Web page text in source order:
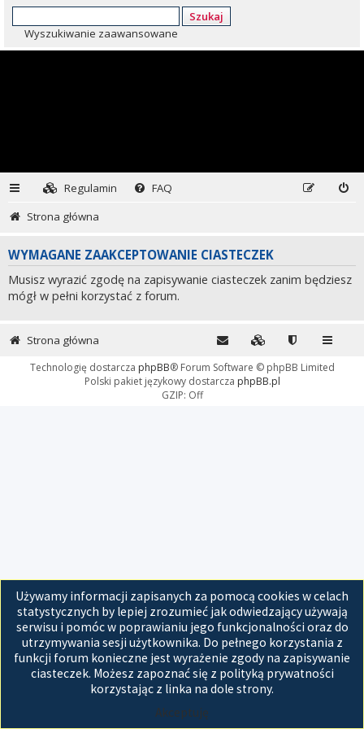
Szukaj
Wyszukiwanie zaawansowane
Regulamin
FAQ
Strona główna
WYMAGANE ZAAKCEPTOWANIE CIASTECZEK
Musisz wyrazić zgodę na zapisywanie ciasteczek zanim będziesz
mógł w pełni korzystać z forum.
Używamy informacji zapisanych za pomocą cookies w celach
statystycznych by lepiej zrozumieć jak odwiedzający używają
serwisu i pomóc w poprawianiu jego funkcjonalności oraz do
utrzymywania sesji użytkownika. Do pełnego korzystania z
funkcji forum konieczne jest wyrażenie zgody na zapisywanie
ciasteczek. Możesz zapoznać się z polityką prywatności
korzystając z linka na dole strony.
Akceptuję
Strona główna
Technologię dostarcza phpBB® Forum Software © phpBB Limited
Polski pakiet językowy dostarcza phpBB.pl
GZIP: Off